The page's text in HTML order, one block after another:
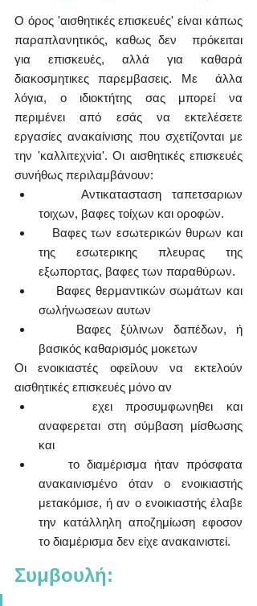
Ο όρος 'αισθητικές επισκευές' είναι κάπως
παραπλανητικός, καθως δεν  πρόκειται
για επισκευές, αλλά για καθαρά
διακοσμητικες παρεμβασεις. Με  άλλα
λόγια, ο ιδιοκτήτης σας μπορεί να
περιμένει από εσάς να εκτελέσετε
εργασίες ανακαίνισης που σχετίζονται με
την 'καλλιτεχνiα'. Οι αισθητικές επισκευές
συνήθως περιλαμβάνουν:
τοιχων, βαφες τοίχων και οροφών.
της εσωτερικης πλευρας της
εξωπορτας, βαφες των παραθύρων.
σωλήνωσεων αυτων
βασικός καθαρισμός μοκετων
Οι ενοικιαστές οφείλουν να εκτελούν
αισθητικές επισκευές μόνο αν
αναφερεται στη σύμβαση μίσθωσης
και
ανακαινισμένο όταν ο ενοικιαστής
μετακόμισε, ή αν ο ενοικιαστής έλαβε
την κατάλληλη αποζημίωση εφοσον
το διαμέρισμα δεν είχε ανακαινιστεί.
Συμβουλή: